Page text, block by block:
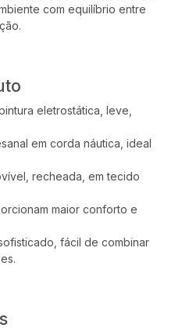
com equilíbrio entre
eletrostática, leve,
em corda náutica, ideal
recheada, em tecido
maior conforto e
fácil de combinar